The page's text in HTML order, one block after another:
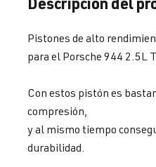
Pistones de alto
para el Porsche 944 2.5L
Con estos pistón es
compresión,
y al mismo tiempo
durabilidad.